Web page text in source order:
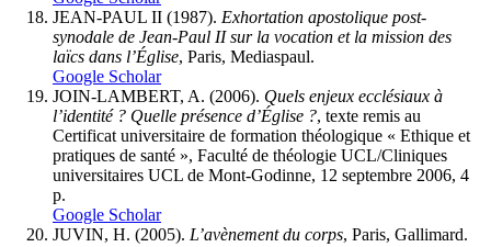
JEAN-PAUL II (1987). Exhortation apostolique post-
synodale de Jean-Paul II sur la vocation et la mission des
laïcs dans l’Église, Paris, Mediaspaul.
Google Scholar
JOIN-LAMBERT, A. (2006). Quels enjeux ecclésiaux à
l’identité ? Quelle présence d’Église ?, texte remis au
Certificat universitaire de formation théologique « Ethique et
pratiques de santé », Faculté de théologie UCL/Cliniques
universitaires UCL de Mont-Godinne, 12 septembre 2006, 4
p.
Google Scholar
JUVIN, H. (2005). L’avènement du corps, Paris, Gallimard.